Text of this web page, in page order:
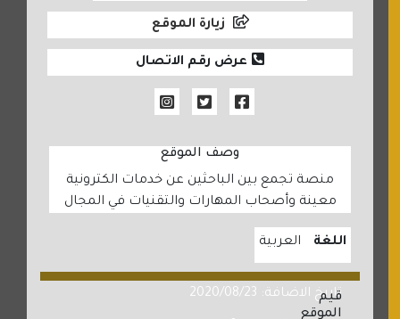
زيارة الموقع
عرض رقم الاتصال
وصف الموقع
منصة تجمع بين الباحثين عن خدمات الكترونية
معينة وأصحاب المهارات والتقنيات في المجال
اللغة العربية
تاريخ الاضافة: 2020/08/23
قيم
الموقع